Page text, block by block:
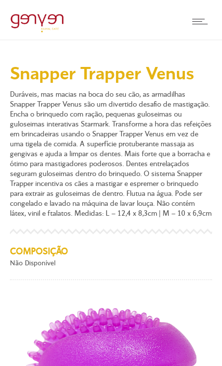
Snapper Trapper Venus
Duráveis, mas macias na boca do seu cão, as armadilhas
Snapper Trapper Venus são um divertido desafio de mastigação.
Encha o brinquedo com ração, pequenas guloseimas ou
guloseimas interativas Starmark. Transforme a hora das refeições
em brincadeiras usando o Snapper Trapper Venus em vez de
uma tigela de comida. A superfície protuberante massaja as
gengivas e ajuda a limpar os dentes. Mais forte que a borracha e
ótimo para mastigadores poderosos. Dentes entrelaçados
seguram guloseimas dentro do brinquedo. O sistema Snapper
Trapper incentiva os cães a mastigar e espremer o brinquedo
para extrair as guloseimas de dentro. Flutua na água. Pode ser
congelado e lavado na máquina de lavar louça. Não contém
látex, vinil e ftalatos. Medidas: L – 12,4 x 8,3cm | M – 10 x 6,9cm
COMPOSIÇÃO
Não Disponível